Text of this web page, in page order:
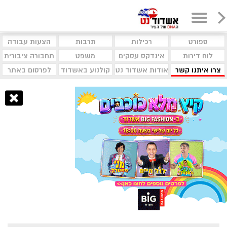
ספורט רכילות תרבות
הצעות עבודה
לוח דירות
אינדקס עסקים משפט
תחבורה ציבורית
צרו איתנו קשר
אודות אשדוד נט קולנוע באשדוד לפרסום באתר